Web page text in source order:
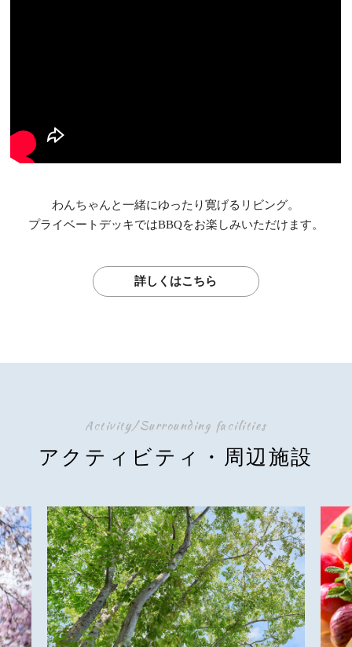
わんちゃんと一緒にゆったり寛げるリビング。
プライベートデッキではBBQをお楽しみいただけます。
詳しくはこちら
Activity/Surrounding facilities
アクティビティ・周辺施設